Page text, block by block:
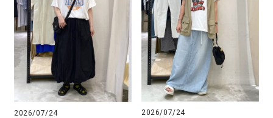
2026/07/24
2026/07/24